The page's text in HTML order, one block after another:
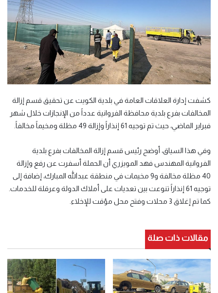
كشفت إدارة العلاقات العامة في بلدية الكويت عن تحقيق قسم إزالة
المخالفات بفرع بلدية محافظة الفروانية عدداً من الإنجازات خلال شهر
فبراير الماضي، حيث تم توجيه 61 إنذاراً وإزالة 49 مظلة ومخيماً مخالفاً.
وفي هذا السياق، أوضح رئيس قسم إزالة المخالفات بفرع بلدية
الفروانية المهندس فهد المويزري أن الحملة أسفرت عن رفع وإزالة
40 مظلة مخالفة و9 مخيمات في منطقة عبدالله المبارك، إضافة إلى
توجيه 61 إنذاراً تنوعت بين تعديات على أملاك الدولة وعرقلة للخدمات.
كما تم إغلاق 3 محلات وفتح محل مؤقت للإخلاء.
مقالات ذات صلة